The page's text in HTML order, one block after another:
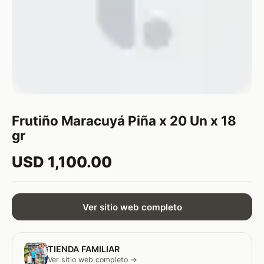
Frutiño Maracuyá Piña x 20 Un x 18
gr
USD 1,100.00
Ver sitio web completo
TIENDA FAMILIAR
Ver sitio web completo →